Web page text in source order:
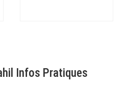
Infos Pratiques